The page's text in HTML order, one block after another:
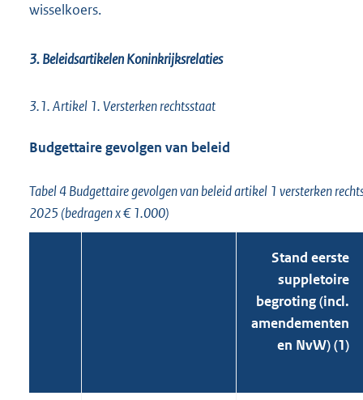
wisselkoers.
3. Beleidsartikelen Koninkrijksrelaties
3.1. Artikel 1. Versterken rechtsstaat
Budgettaire gevolgen van beleid
Tabel 4 Budgettaire gevolgen van beleid artikel 1 versterken
2025 (bedragen x € 1.000)
Stand eerste
suppletoire
begroting (incl.
amendementen
en NvW) (1)